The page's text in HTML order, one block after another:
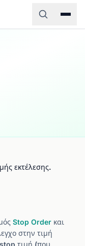
εκτέλεσης.
Stop Order και
στην τιμή
τιμή (που